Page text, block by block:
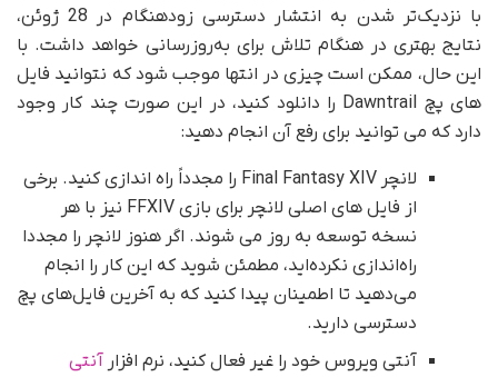
با نزدیک‌تر شدن به انتشار دسترسی زودهنگام در 28 ژوئن،
نتایج بهتری در هنگام تلاش برای به‌روزرسانی خواهد داشت. با
این حال، ممکن است چیزی در انتها موجب شود که نتوانید فایل
های پچ Dawntrail را دانلود کنید، در این صورت چند کار وجود
دارد که می توانید برای رفع آن انجام دهید:
لانچر Final Fantasy XIV را مجدداً راه اندازی کنید. برخی
از فایل های اصلی لانچر برای بازی FFXIV نیز با هر
نسخه توسعه به روز می شوند. اگر هنوز لانچر را مجددا
راه‌اندازی نکرده‌اید، مطمئن شوید که این کار را انجام
می‌دهید تا اطمینان پیدا کنید که به آخرین فایل‌های پچ
دسترسی دارید.
آنتی ویروس خود را غیر فعال کنید، نرم افزار آنتی